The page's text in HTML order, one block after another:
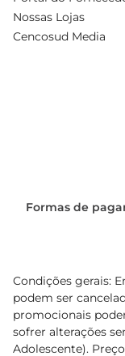
Nossas Lojas
Cencosud Media
Formas de
Condições gerais:
podem ser
promocionais
sofrer alterações
Adolescente).